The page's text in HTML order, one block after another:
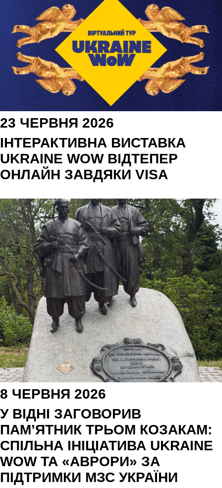
23 ЧЕРВНЯ 2026
ІНТЕРАКТИВНА ВИСТАВКА
UKRAINE WOW ВІДТЕПЕР
ОНЛАЙН ЗАВДЯКИ VISA
8 ЧЕРВНЯ 2026
У ВІДНІ ЗАГОВОРИВ
ПАМʼЯТНИК ТРЬОМ КОЗАКАМ:
СПІЛЬНА ІНІЦІАТИВА UKRAINE
WOW ТА «АВРОРИ» ЗА
ПІДТРИМКИ МЗС УКРАЇНИ